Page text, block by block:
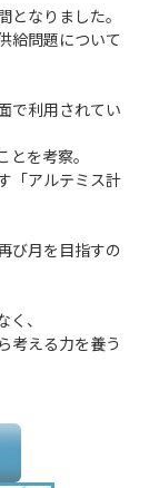
なりました。
給問題について
で利用されてい
を考察。
「アルテミス計
び月を目指すの
、
考える力を養う